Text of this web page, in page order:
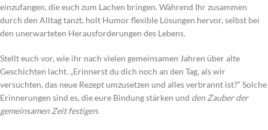
einzufangen, die euch zum Lachen bringen. Während Ihr zusammen
durch den Alltag tanzt, holt Humor flexible Lösungen hervor, selbst bei
den unerwarteten Herausforderungen des Lebens.
Stellt euch vor, wie ihr nach vielen gemeinsamen Jahren über alte
Geschichten lacht. „Erinnerst du dich noch an den Tag, als wir
versuchten, das neue Rezept umzusetzen und alles verbrannt ist?“ Solche
Erinnerungen sind es, die eure Bindung stärken und den Zauber der
gemeinsamen Zeit festigen.